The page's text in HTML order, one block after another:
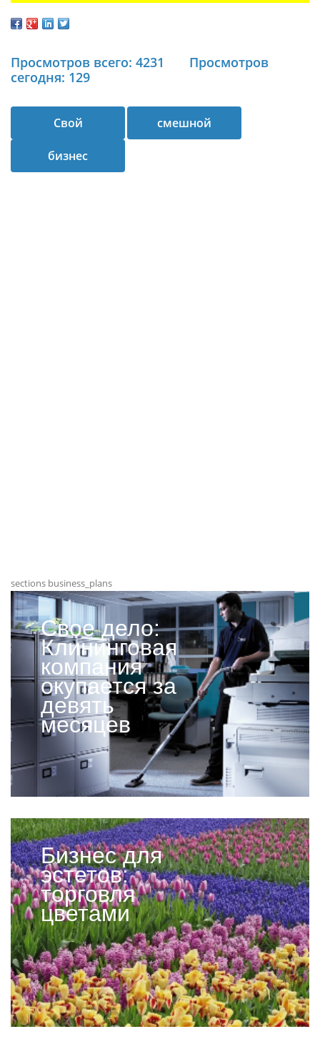
Просмотров всего: 4231
Просмотров
сегодня: 129
Свой смешной
бизнес
sections business_plans
Свое дело:
Клининговая
компания
окупается за
девять
месяцев
Бизнес для
эстетов:
торговля
цветами